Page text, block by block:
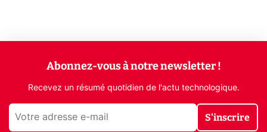
Abonnez-vous à notre newsletter !
Recevez un résumé quotidien de l'actu technologique.
S'inscrire